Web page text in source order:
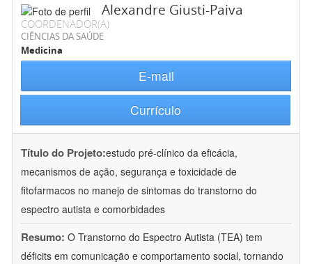
Alexandre Giusti-Paiva
COORDENADOR(A)
CIÊNCIAS DA SAÚDE
Medicina
E-mail
Currículo
Título do Projeto:estudo pré-clínico da eficácia,
mecanismos de ação, segurança e toxicidade de
fitofarmacos no manejo de sintomas do transtorno do
espectro autista e comorbidades
Resumo: O Transtorno do Espectro Autista (TEA) tem
déficits em comunicação e comportamento social, tornando